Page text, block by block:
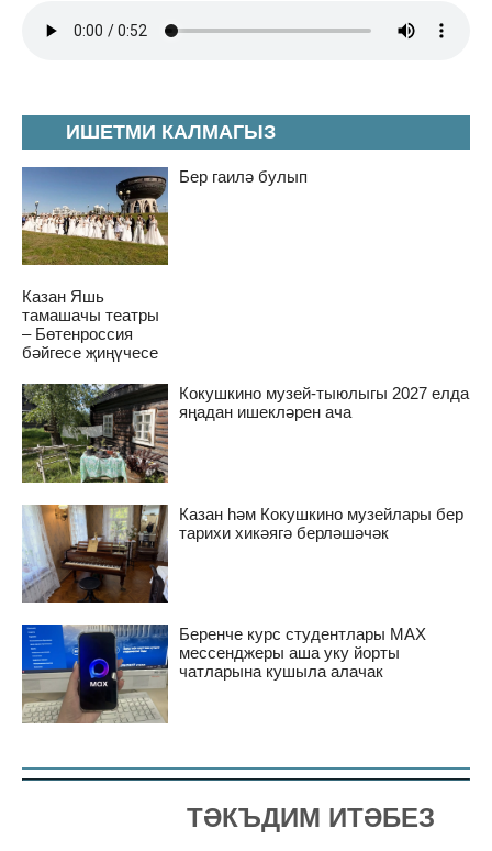
ИШЕТМИ КАЛМАГЫЗ
Бер гаилә булып
Казан Яшь
тамашачы театры
– Бөтенроссия
бәйгесе җиңүчесе
Кокушкино музей-тыюлыгы 2027 елда
яңадан ишекләрен ача
Казан һәм Кокушкино музейлары бер
тарихи хикәягә берләшәчәк
Беренче курс студентлары MAX
мессенджеры аша уку йорты
чатларына кушыла алачак
ТӘКЪДИМ ИТӘБЕЗ